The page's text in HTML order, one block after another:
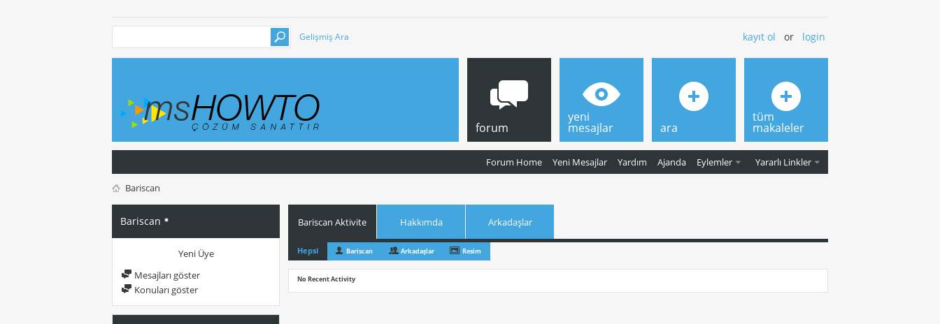
Gelişmiş Ara kayıt ol or login
forum
Forum Home Yeni Mesajlar Yardım Ajanda Eylemler Yararlı Linkler
yeni
mesajlar ara
tüm
makaleler
Bariscan
Bariscan
Yeni Üye
Mesajları göster
Konuları göster
Bariscan Aktivite Hakkımda Arkadaşlar
Hepsi Bariscan Arkadaşlar Resim
No Recent Activity